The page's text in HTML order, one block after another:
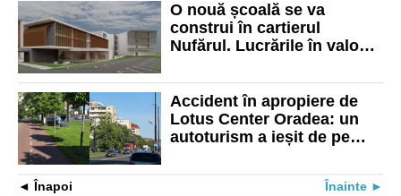
O nouă școală se va
construi în cartierul
Nufărul. Lucrările în valoare
primit finanțare
Accident în apropiere de
Lotus Center Oradea: un
autoturism a ieșit de pe
Înapoi Înainte